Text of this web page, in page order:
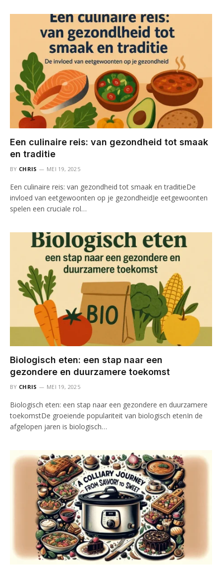
Een culinaire reis: van gezondheid tot smaak
en traditie
BY CHRIS MEI 19, 2025
Een culinaire reis: van gezondheid tot smaak en traditieDe
invloed van eetgewoonten op je gezondheidJe eetgewoonten
spelen een cruciale rol…
Biologisch eten: een stap naar een
gezondere en duurzamere toekomst
BY CHRIS MEI 19, 2025
Biologisch eten: een stap naar een gezondere en duurzamere
toekomstDe groeiende populariteit van biologisch etenIn de
afgelopen jaren is biologisch…